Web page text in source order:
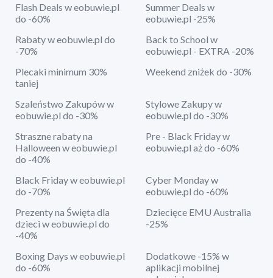
Flash Deals w eobuwie.pl
do -60%
Summer Deals w
eobuwie.pl -25%
Rabaty w eobuwie.pl do
-70%
Back to School w
eobuwie.pl - EXTRA -20%
Plecaki minimum 30%
taniej
Weekend zniżek do -30%
Szaleństwo Zakupów w
eobuwie.pl do -30%
Stylowe Zakupy w
eobuwie.pl do -30%
Straszne rabaty na
Halloween w eobuwie.pl
do -40%
Pre - Black Friday w
eobuwie.pl aż do -60%
Black Friday w eobuwie.pl
do -70%
Cyber Monday w
eobuwie.pl do -60%
Prezenty na Święta dla
dzieci w eobuwie.pl do
-40%
Dziecięce EMU Australia
-25%
Boxing Days w eobuwie.pl
do -60%
Dodatkowe -15% w
aplikacji mobilnej